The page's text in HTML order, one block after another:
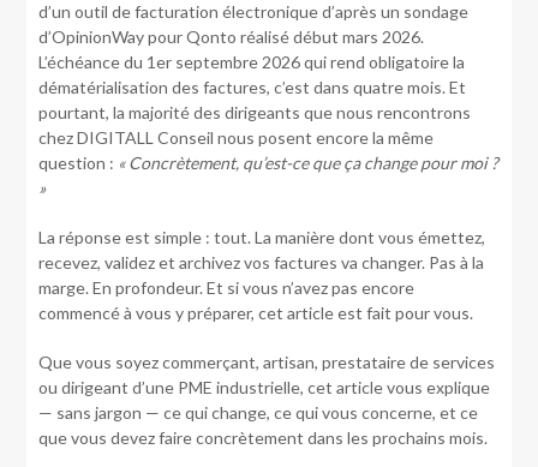
d’un outil de facturation électronique d’après un sondage
d’OpinionWay pour Qonto réalisé début mars 2026.
L’échéance du 1er septembre 2026 qui rend obligatoire la
dématérialisation des factures, c’est dans quatre mois. Et
pourtant, la majorité des dirigeants que nous rencontrons
chez DIGITALL Conseil nous posent encore la même
question : « Concrètement, qu’est-ce que ça change pour moi ?
»
La réponse est simple : tout. La manière dont vous émettez,
recevez, validez et archivez vos factures va changer. Pas à la
marge. En profondeur. Et si vous n’avez pas encore
commencé à vous y préparer, cet article est fait pour vous.
Que vous soyez commerçant, artisan, prestataire de services
ou dirigeant d’une PME industrielle, cet article vous explique
— sans jargon — ce qui change, ce qui vous concerne, et ce
que vous devez faire concrètement dans les prochains mois.